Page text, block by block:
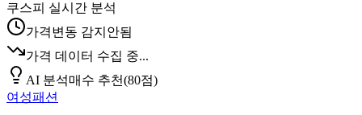
쿠스피 실시간 분석
가격변동 감지안됨
가격 데이터 수집 중...
AI 분석매수 추천(80점)
여성패션